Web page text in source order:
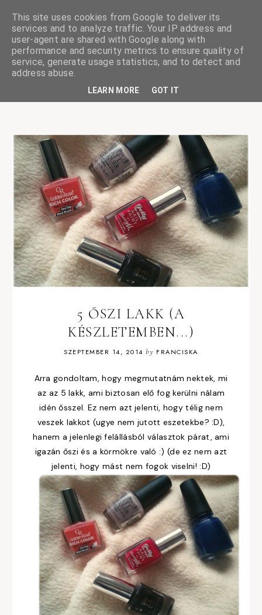
ciskaságok
5 ŐSZI LAKK (A
KÉSZLETEMBEN...)
SZEPTEMBER 14, 2014 by FRANCISKA
Arra gondoltam, hogy megmutatnám nektek, mi
az az 5 lakk, ami biztosan elő fog kerülni nálam
idén ősszel. Ez nem azt jelenti, hogy télig nem
veszek lakkot (ugye nem jutott eszetekbe? :D),
hanem a jelenlegi felállásból választok párat, ami
igazán őszi és a körmökre való :) (de ez nem azt
jelenti, hogy mást nem fogok viselni! :D)
This site uses cookies from Google to deliver its
services and to analyze traffic. Your IP address and
user-agent are shared with Google along with
performance and security metrics to ensure quality of
service, generate usage statistics, and to detect and
address abuse.
LEARN MORE GOT IT